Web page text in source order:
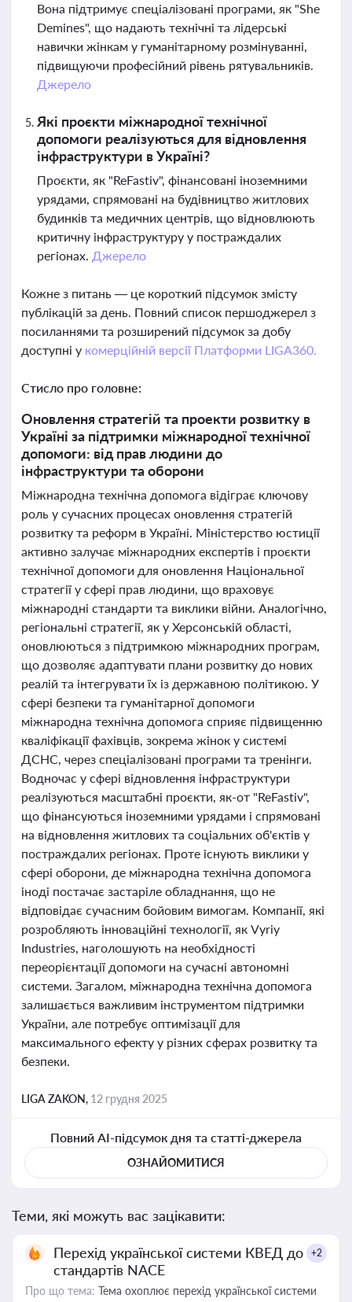
Вона підтримує спеціалізовані програми, як "She
Demines", що надають технічні та лідерські
навички жінкам у гуманітарному розмінуванні,
підвищуючи професійний рівень рятувальників.
Джерело
Які проєкти міжнародної технічної
допомоги реалізуються для відновлення
інфраструктури в Україні?
Проєкти, як "ReFastiv", фінансовані іноземними
урядами, спрямовані на будівництво житлових
будинків та медичних центрів, що відновлюють
критичну інфраструктуру у постраждалих
регіонах. Джерело
Кожне з питань — це короткий підсумок змісту
публікацій за день. Повний список першоджерел з
посиланнями та розширений підсумок за добу
доступні у комерційній версії Платформи LIGA360.
Стисло про головне:
Оновлення стратегій та проекти розвитку в
Україні за підтримки міжнародної технічної
допомоги: від прав людини до
інфраструктури та оборони
Міжнародна технічна допомога відіграє ключову
роль у сучасних процесах оновлення стратегій
розвитку та реформ в Україні. Міністерство юстиції
активно залучає міжнародних експертів і проєкти
технічної допомоги для оновлення Національної
стратегії у сфері прав людини, що враховує
міжнародні стандарти та виклики війни. Аналогічно,
регіональні стратегії, як у Херсонській області,
оновлюються з підтримкою міжнародних програм,
що дозволяє адаптувати плани розвитку до нових
реалій та інтегрувати їх із державною політикою. У
сфері безпеки та гуманітарної допомоги
міжнародна технічна допомога сприяє підвищенню
кваліфікації фахівців, зокрема жінок у системі
ДСНС, через спеціалізовані програми та тренінги.
Водночас у сфері відновлення інфраструктури
реалізуються масштабні проєкти, як-от "ReFastiv",
що фінансуються іноземними урядами і спрямовані
на відновлення житлових та соціальних об'єктів у
постраждалих регіонах. Проте існують виклики у
сфері оборони, де міжнародна технічна допомога
іноді постачає застаріле обладнання, що не
відповідає сучасним бойовим вимогам. Компанії, які
розробляють інноваційні технології, як Vyriy
Industries, наголошують на необхідності
переорієнтації допомоги на сучасні автономні
системи. Загалом, міжнародна технічна допомога
залишається важливим інструментом підтримки
України, але потребує оптимізації для
максимального ефекту у різних сферах розвитку та
безпеки.
LIGA ZAKON, 12 грудня 2025
Повний AI-підсумок дня та статті-джерела
ОЗНАЙОМИТИСЯ
Теми, які можуть вас зацікавити:
Перехід української системи КВЕД до
стандартів NACE
+2
Про що тема: Тема охоплює перехід української системи